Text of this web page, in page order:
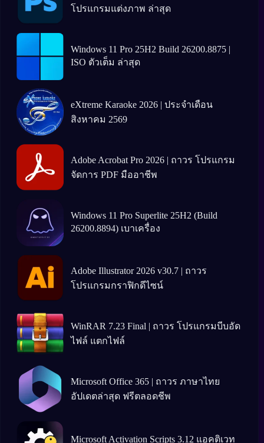
โปรแกรมแต่งภาพ ล่าสุด
Windows 11 Pro 25H2 Build 26200.8875 |
ISO ตัวเต็ม ล่าสุด
eXtreme Karaoke 2026 | ประจำเดือน
สิงหาคม 2569
Adobe Acrobat Pro 2026 | ถาวร โปรแกรม
จัดการ PDF มืออาชีพ
Windows 11 Pro Superlite 25H2 (Build
26200.8894) เบาเครื่อง
Adobe Illustrator 2026 v30.7 | ถาวร
โปรแกรมกราฟิกดีไซน์
WinRAR 7.23 Final | ถาวร โปรแกรมบีบอัด
ไฟล์ แตกไฟล์
Microsoft Office 365 | ถาวร ภาษาไทย
อัปเดตล่าสุด ฟรีตลอดชีพ
Microsoft Activation Scripts 3.12 แอคติเวท